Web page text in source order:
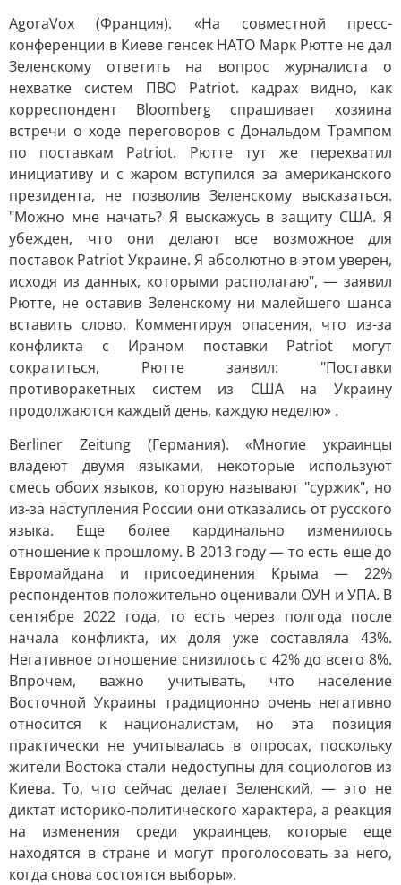
AgoraVox (Франция). «На совместной пресс-
конференции в Киеве генсек НАТО Марк Рютте не дал
Зеленскому ответить на вопрос журналиста о
нехватке систем ПВО Patriot. кадрах видно, как
корреспондент Bloomberg спрашивает хозяина
встречи о ходе переговоров с Дональдом Трампом
по поставкам Patriot. Рютте тут же перехватил
инициативу и с жаром вступился за американского
президента, не позволив Зеленскому высказаться.
"Можно мне начать? Я выскажусь в защиту США. Я
убежден, что они делают все возможное для
поставок Patriot Украине. Я абсолютно в этом уверен,
исходя из данных, которыми располагаю", — заявил
Рютте, не оставив Зеленскому ни малейшего шанса
вставить слово. Комментируя опасения, что из-за
конфликта с Ираном поставки Patriot могут
сократиться, Рютте заявил: "Поставки
противоракетных систем из США на Украину
продолжаются каждый день, каждую неделю» .
Berliner Zeitung (Германия). «Многие украинцы
владеют двумя языками, некоторые используют
смесь обоих языков, которую называют "суржик", но
из-за наступления России они отказались от русского
языка. Еще более кардинально изменилось
отношение к прошлому. В 2013 году — то есть еще до
Евромайдана и присоединения Крыма — 22%
респондентов положительно оценивали ОУН и УПА. В
сентябре 2022 года, то есть через полгода после
начала конфликта, их доля уже составляла 43%.
Негативное отношение снизилось с 42% до всего 8%.
Впрочем, важно учитывать, что население
Восточной Украины традиционно очень негативно
относится к националистам, но эта позиция
практически не учитывалась в опросах, поскольку
жители Востока стали недоступны для социологов из
Киева. То, что сейчас делает Зеленский, — это не
диктат историко-политического характера, а реакция
на изменения среди украинцев, которые еще
находятся в стране и могут проголосовать за него,
когда снова состоятся выборы».